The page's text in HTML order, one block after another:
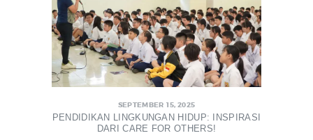
SEPTEMBER 15, 2025
PENDIDIKAN LINGKUNGAN HIDUP: INSPIRASI
DARI CARE FOR OTHERS!